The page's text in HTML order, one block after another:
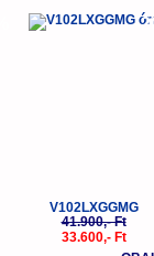
-
V102LXGGMG
41.900,- Ft
33.600,- Ft